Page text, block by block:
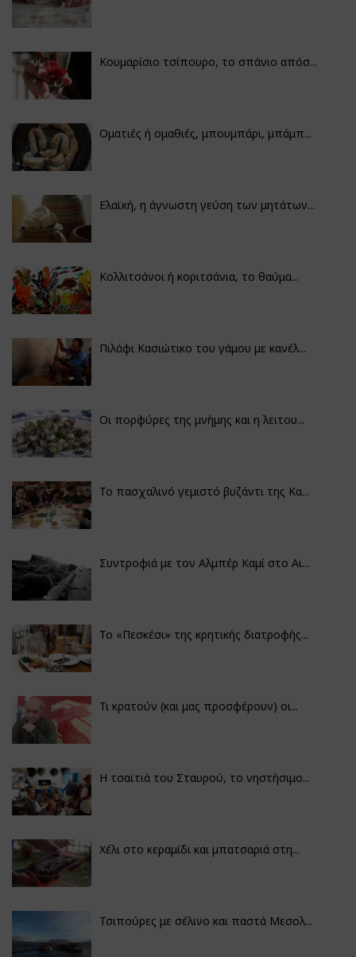
Κουμαρίσιο τσίπουρο, το σπάνιο απόσ...
Οματιές ή ομαθιές, μπουμπάρι, μπάμπ...
Ελαϊκή, η άγνωστη γεύση των μητάτων...
Κολλιτσάνοι ή κοριτσάνια, το θαύμα...
Πιλάφι Κασιώτικο του γάμου με κανέλ...
Οι πορφύρες της μνήμης και η λειτου...
Το πασχαλινό γεμιστό βυζάντι της Κα...
Συντροφιά με τον Αλμπέρ Καμί στο Αι...
Το «Πεσκέσι» της κρητικής διατροφής...
Τι κρατούν (και μας προσφέρουν) οι...
Η τσαϊτιά του Σταυρού, το νηστήσιμο...
Χέλι στο κεραμίδι και μπατσαριά στη...
Τσιπούρες με σέλινο και παστά Μεσολ...